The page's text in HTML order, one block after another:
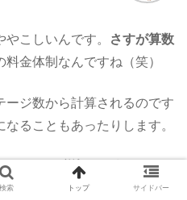
こしいんです。
さすが算数
料金体制なんですね（笑）
ジ数から計算されるのです
ることもあったりします。
円（税込）
と決まって
月謝が1万円を高いと考える
検索 トップ サイドバー